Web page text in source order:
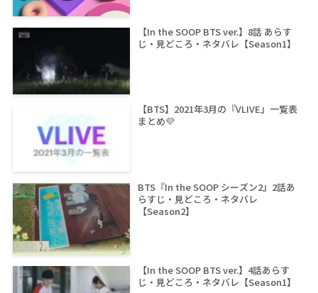
【In the SOOP BTS ver.】8話 あらす
じ・見どころ・ネタバレ【Season1】
【BTS】2021年3月の『VLIVE』一覧表
まとめ💜
BTS『In the SOOP シーズン2』2話あ
らすじ・見どころ・ネタバレ
【Season2】
【In the SOOP BTS ver.】4話あらす
じ・見どころ・ネタバレ【Season1】